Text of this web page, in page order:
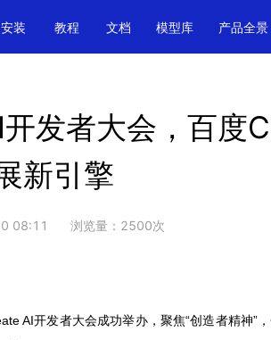
安装
教程 文档 模型库 产品全景
发者大会，百度
新引擎
08:11 浏览量： 2500次
AI开发者大会成功举办，聚焦“创造者精神”